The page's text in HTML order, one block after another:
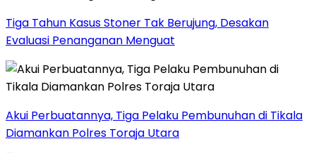
Tiga Tahun Kasus Stoner Tak Berujung, Desakan
Evaluasi Penanganan Menguat
Akui Perbuatannya, Tiga Pelaku Pembunuhan di Tikala
Diamankan Polres Toraja Utara